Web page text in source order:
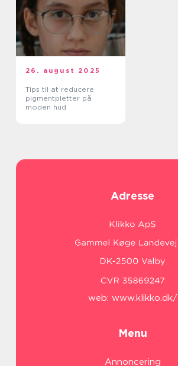
26. august 2025
Tips til at reducere
pigmentpletter på
moden hud
Adresse
web: www.klikko.dk/
Menu
Annoncering